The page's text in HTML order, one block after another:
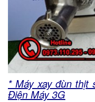
* Máy xay đùn thịt
Điện Máy 3G